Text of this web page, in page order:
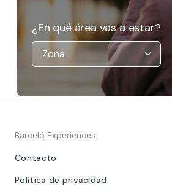
¿En qué área vas a estar?
Barceló Experiences
Contacto
Política de privacidad